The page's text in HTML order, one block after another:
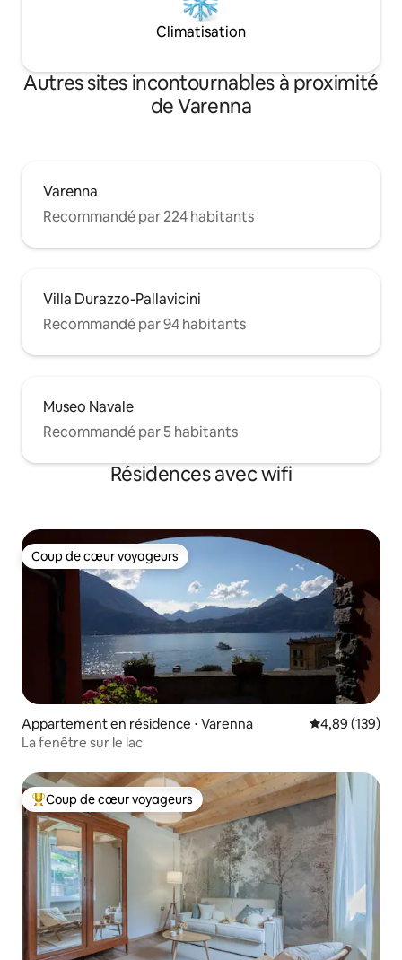
Climatisation
Autres sites incontournables à proximité
de Varenna
Varenna
Recommandé par 224 habitants
Villa Durazzo-Pallavicini
Recommandé par 94 habitants
Museo Navale
Recommandé par 5 habitants
Résidences avec wifi
Coup de cœur voyageurs
Coup de cœur voyageurs
Appartement en résidence ⋅ Varenna Évaluation
4,89 (139)
La fenêtre sur le lac
Coups de cœur voyageurs les plus appréciés
Coup de cœur voyageurs